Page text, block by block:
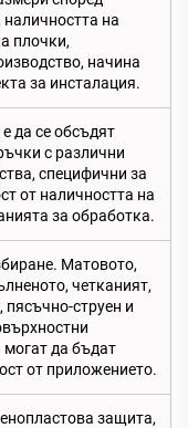
наличността на
плочки,
начина
за инсталация.
да се обсъдят
с различни
специфични за
от наличността на
за обработка.
Матовото,
четканият,
струен и
да бъдат
от приложението.
защита,